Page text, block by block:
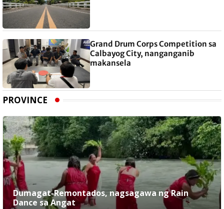
Grand Drum Corps Competition sa
Calbayog City, nanganganib
makansela
PROVINCE
Dumagat-Remontados, nagsagawa ng Rain
Dance sa Angat